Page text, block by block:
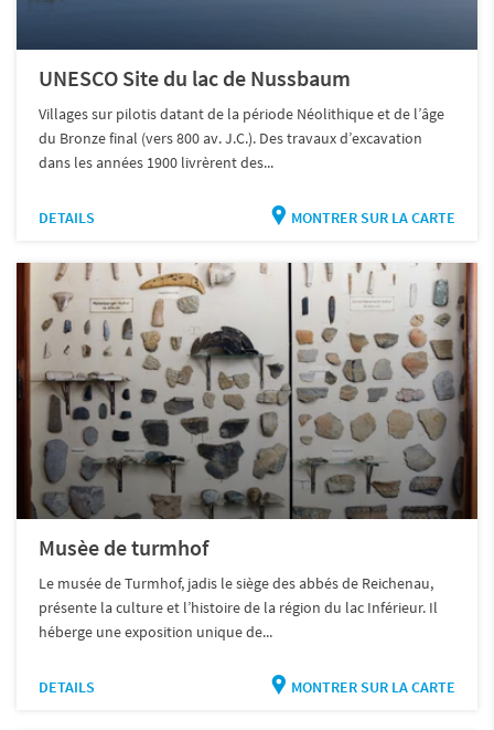
UNESCO Site du lac de Nussbaum
Villages sur pilotis datant de la période Néolithique et de l’âge
du Bronze final (vers 800 av. J.C.). Des travaux d’excavation
dans les années 1900 livrèrent des...
DETAILS MONTRER SUR LA CARTE
Musèe de turmhof
Le musée de Turmhof, jadis le siège des abbés de Reichenau,
présente la culture et l’histoire de la région du lac Inférieur. Il
héberge une exposition unique de...
DETAILS MONTRER SUR LA CARTE